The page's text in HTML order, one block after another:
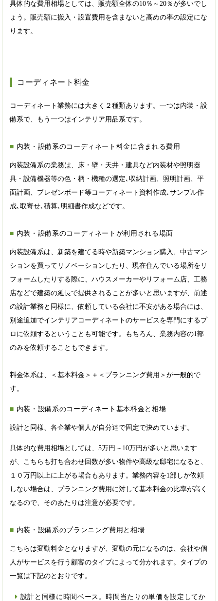
具体的な費用相場としては、販売額全体の10％～20％が多いでし
ょう。販売額に搬入・設置費用を含まないと高めの率の設定にな
ります。
コーディネート料金
コーディネート業務には大きく２種類あります。一つは内装・設
備系で、もう一つはインテリア用品系です。
内装・設備系のコーディネート料金に含まれる費用
内装設備系の業務は、床・壁・天井・建具など内装材や照明器
具・設備機器等の色・柄・機種の選定､収納計画、照明計画、平
面計画、プレゼンボード等コーディネート資料作成､サンプル作
成､取寄せ､積算､明細書作成などです。
内装・設備系のコーディネートが利用される場面
内装設備系は、新築を建てる時や新築マンション購入、中古マン
ションを買ってリノベーションしたり、現在住んでいる場所をリ
フォームしたりする際に、ハウスメーカーやリフォーム店、工務
店などで建築の延長で提供されることが多いと思いますが、前述
の設計業務と同様に、依頼している会社に不安がある場合には、
別途追加でインテリアコーディネートのサービスを専門にするプ
ロに依頼するということも可能です。もちろん、業務内容の1部
のみを依頼することもできます。
料金体系は、＜基本料金＞＋＜プランニング費用＞が一般的で
す。
内装・設備系のコーディネート基本料金と相場
設計と同様、各企業や個人が自分達で固定で決めています。
具体的な費用相場としては、5万円～10万円が多いと思います
が、こちらも打ち合わせ回数が多い物件や高級な邸宅になると、
１０万円以上に上がる場合もあります。業務内容を1部しか依頼
しない場合は、プランニング費用に対して基本料金の比率が高く
なるので、そのあたりは注意が必要です。
内装・設備系のプランニング費用と相場
こちらは変動料金となりますが、変動の元になるのは、会社や個
人がサービスを行う顧客のタイプによって分かれます。タイプの
一覧は下記のとおりです。
設計と同様に時間ベース。時間当たりの単価を設定してか